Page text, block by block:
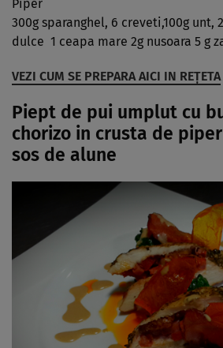
Piper
300g sparanghel, 6 creveti,100g unt,
dulce 1 ceapa mare 2g nusoara 5 g
VEZI CUM SE PREPARA AICI IN REŢETA
Piept de pui umplut cu
chorizo in crusta de
sos de alune